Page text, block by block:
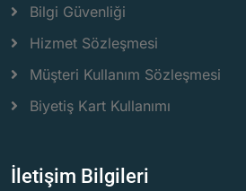
Bilgi Güvenliği
Hizmet Sözleşmesi
Müşteri Kullanım Sözleşmesi
Biyetiş Kart Kullanımı
İletişim Bilgileri